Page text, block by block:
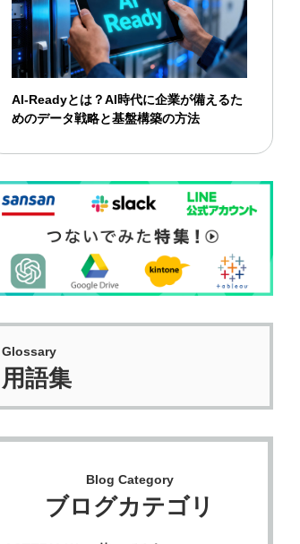
AI-Readyとは？AI時代に企業が備えるた
めのデータ戦略と基盤構築の方法
Glossary
用語集
Blog Category
ブログカテゴリ